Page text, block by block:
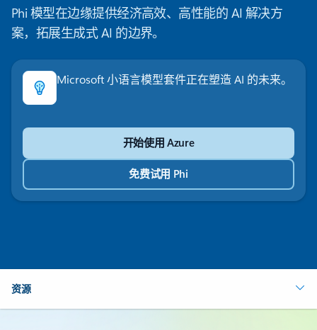
Phi 模型在边缘提供经济高效、高性能的 AI 解决方
案，拓展生成式 AI 的边界。
Microsoft 小语言模型套件正在塑造 AI 的未来。
开始使用 Azure
免费试用 Phi
资源